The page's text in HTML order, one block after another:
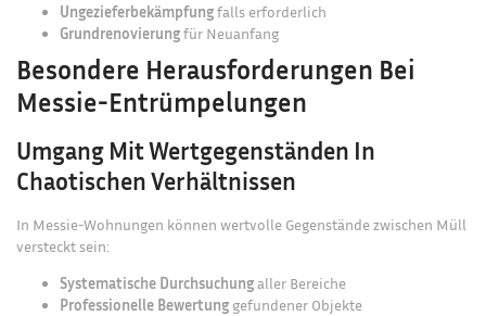
Ungezieferbekämpfungfalls erforderlich
Grundrenovierungfür Neuanfang
Besondere Herausforderungen Bei
Messie-Entrümpelungen
Umgang Mit Wertgegenständen In
Chaotischen Verhältnissen
In Messie-Wohnungen können wertvolle Gegenstände zwischen Müll
versteckt sein:
Systematische Durchsuchungaller Bereiche
Professionelle Bewertung gefundener Objekte